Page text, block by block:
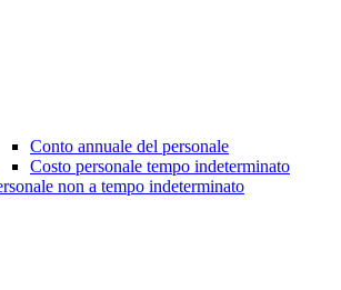
Conto annuale del personale
Costo personale tempo indeterminato
non a tempo indeterminato